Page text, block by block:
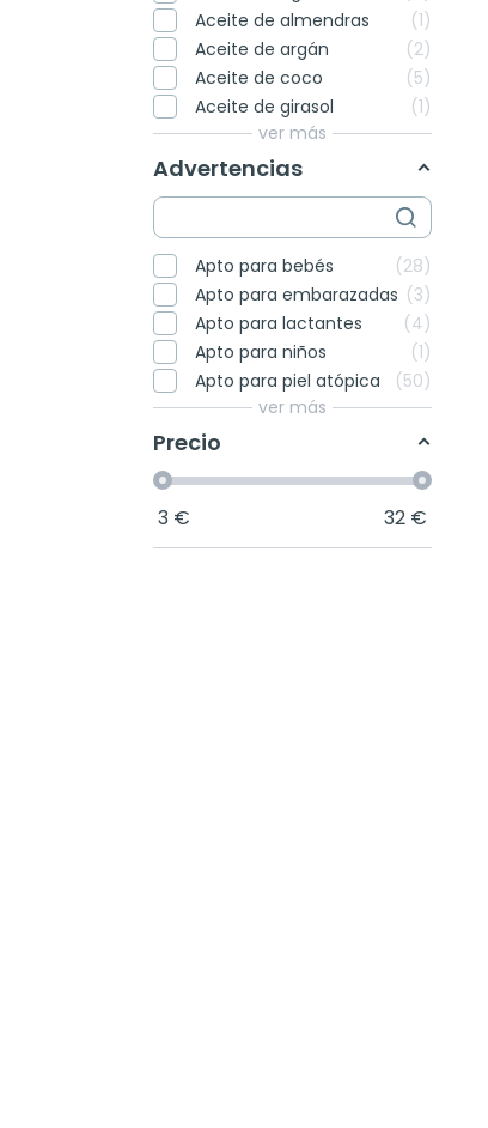
Aceite de almendras
1
Aceite de argán
2
Aceite de coco
5
Aceite de girasol
1
ver más
Advertencias
Apto para bebés
28
Apto para embarazadas
3
Apto para lactantes
4
Apto para niños
1
Apto para piel atópica
50
ver más
Precio
3 € 32 €